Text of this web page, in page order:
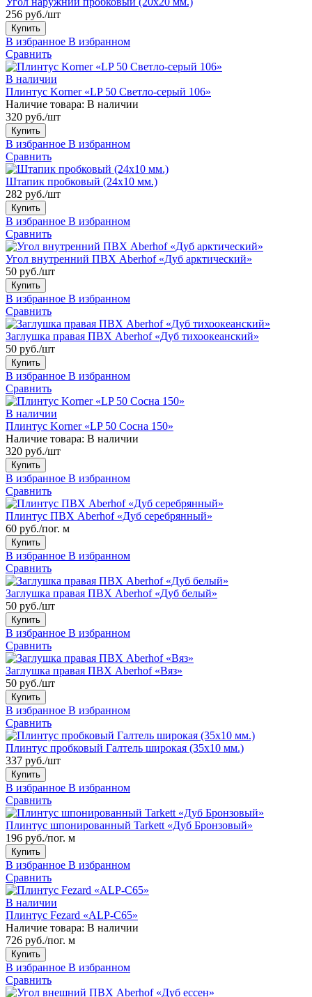
256 руб./шт
Купить
В избранное В избранном
Сравнить
В наличии
Плинтус Korner «LP 50 Светло-серый 106»
Наличие товара: В наличии
320 руб./шт
Купить
В избранное В избранном
Сравнить
Штапик пробковый (24x10 мм.)
282 руб./шт
Купить
В избранное В избранном
Сравнить
Угол внутренний ПВХ Aberhof «Дуб арктический»
50 руб./шт
Купить
В избранное В избранном
Сравнить
Заглушка правая ПВХ Aberhof «Дуб тихоокеанский»
50 руб./шт
Купить
В избранное В избранном
Сравнить
В наличии
Плинтус Korner «LP 50 Сосна 150»
Наличие товара: В наличии
320 руб./шт
Купить
В избранное В избранном
Сравнить
Плинтус ПВХ Aberhof «Дуб серебрянный»
60 руб./пог. м
Купить
В избранное В избранном
Сравнить
Заглушка правая ПВХ Aberhof «Дуб белый»
50 руб./шт
Купить
В избранное В избранном
Сравнить
Заглушка правая ПВХ Aberhof «Вяз»
50 руб./шт
Купить
В избранное В избранном
Сравнить
Плинтус пробковый Галтель широкая (35x10 мм.)
337 руб./шт
Купить
В избранное В избранном
Сравнить
Плинтус шпонированный Tarkett «Дуб Бронзовый»
196 руб./пог. м
Купить
В избранное В избранном
Сравнить
В наличии
Плинтус Fezard «ALP-С65»
Наличие товара: В наличии
726 руб./пог. м
Купить
В избранное В избранном
Сравнить